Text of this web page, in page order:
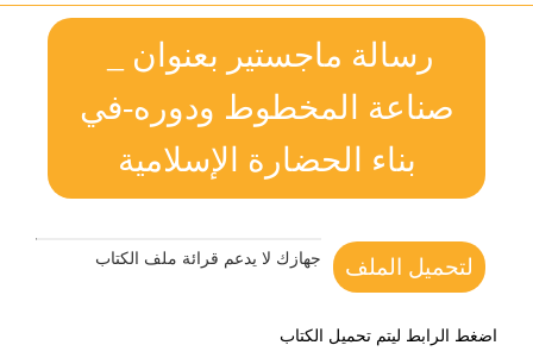
رسالة ماجستير بعنوان _
صناعة المخطوط ودوره-في
بناء الحضارة الإسلامية
لتحميل الملف جهازك لا يدعم قرائة ملف الكتاب
اضغط الرابط ليتم تحميل الكتاب